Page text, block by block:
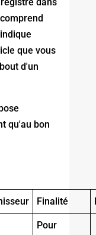
que vous
d'un
qu'au bon
Finalité
Pour